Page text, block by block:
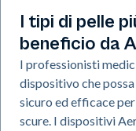
Neo Elite | Video
I tipi di pelle
beneficio da
I professionisti
dispositivo che
sicuro ed efficace
scure. I dispositivi